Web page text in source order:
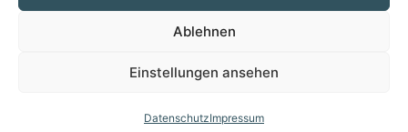
Ablehnen
Einstellungen ansehen
DatenschutzImpressum
Impressum
| Datenschutz